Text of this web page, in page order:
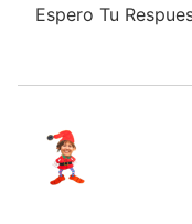
Espero Tu